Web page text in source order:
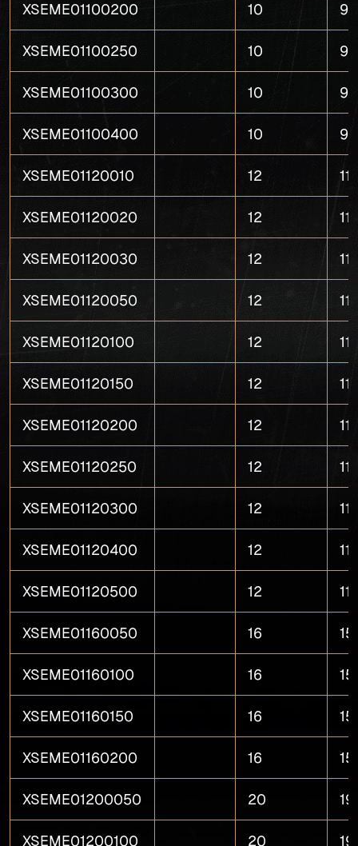
XSEME01100200 10 9
XSEME01100250 10 9
XSEME01100300 10 9
XSEME01100400 10 9
XSEME01120010 12 11
XSEME01120020 12 11
XSEME01120030 12 11
XSEME01120050 12 11
XSEME01120100 12 11
XSEME01120150 12 11
XSEME01120200 12 11
XSEME01120250 12 11
XSEME01120300 12 11
XSEME01120400 12 11
XSEME01120500 12 11
XSEME01160050 16 15
XSEME01160100 16 15
XSEME01160150 16 15
XSEME01160200 16 15
XSEME01200050 20 19
XSEME01200100 20 19